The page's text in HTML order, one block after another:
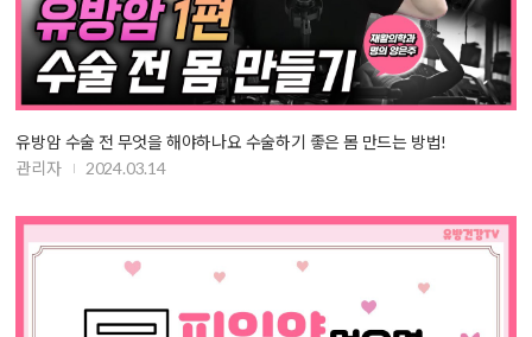
유방암 수술 전 무엇을 해야하나요 수술하기 좋은 몸 만드는 방법!
관리자
2024.03.14